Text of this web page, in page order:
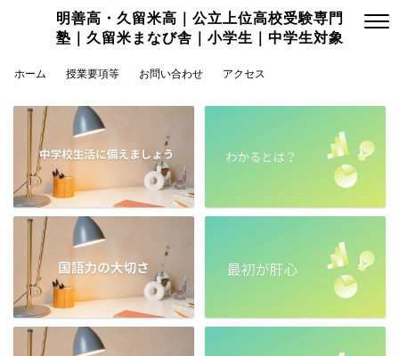
明善高・久留米高｜公立上位高校受験専門
塾｜久留米まなび舎｜小学生｜中学生対象
ホーム 授業要項等 お問い合わせ アクセス